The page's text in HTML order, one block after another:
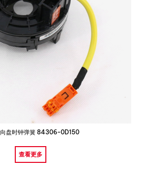
盘时钟弹簧 84306-0D150
查看更多